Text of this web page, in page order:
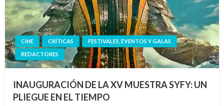
CINE CRÍTICAS
FESTIVALES, EVENTOS Y GALAS
REDACTORES
INAUGURACIÓN DE LA XV MUESTRA SYFY: UN
PLIEGUE EN EL TIEMPO